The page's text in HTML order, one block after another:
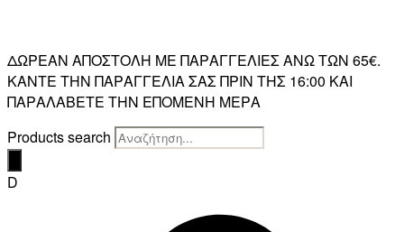
ΔΩΡΕΑΝ ΑΠΟΣΤΟΛΗ ΜΕ ΠΑΡΑΓΓΕΛΙΕΣ ΑΝΩ ΤΩΝ 65€.
ΚΑΝΤΕ ΤΗΝ ΠΑΡΑΓΓΕΛΙΑ ΣΑΣ ΠΡΙΝ ΤΗΣ 16:00 ΚΑΙ
ΠΑΡΑΛΑΒΕΤΕ ΤΗΝ ΕΠΟΜΕΝΗ ΜΕΡΑ
Products search
D